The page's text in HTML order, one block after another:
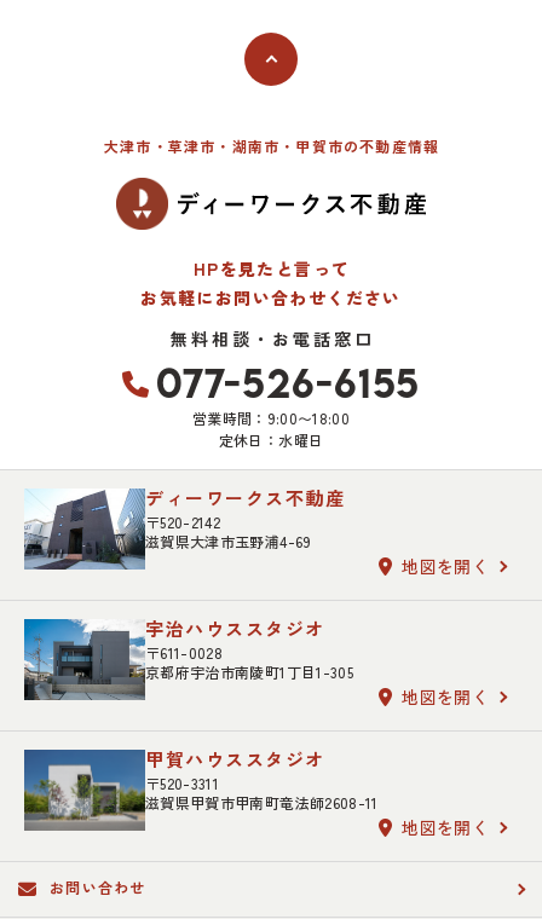
大津市・草津市・湖南市・甲賀市の不動産情報
HPを見たと言って
お気軽にお問い合わせください
無料相談・お電話窓口
077-526-6155
営業時間：9:00〜18:00
定休日：水曜日
ディーワークス不動産
〒520-2142
滋賀県大津市玉野浦4-69
地図を開く
宇治ハウススタジオ
〒611-0028
京都府宇治市南陵町1丁目1-305
地図を開く
甲賀ハウススタジオ
〒520-3311
滋賀県甲賀市甲南町竜法師2608-11
地図を開く
お問い合わせ